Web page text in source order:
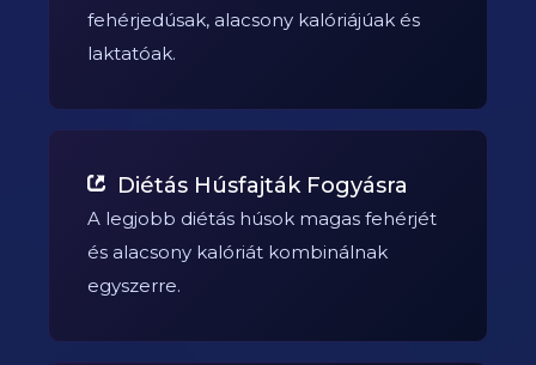
fehérjedúsak, alacsony kalóriájúak és
laktatóak.
Diétás Húsfajták Fogyásra
A legjobb diétás húsok magas fehérjét
és alacsony kalóriát kombinálnak
egyszerre.